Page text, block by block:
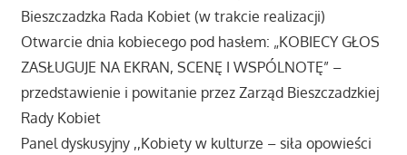
Bieszczadzka Rada Kobiet (w trakcie realizacji)
Otwarcie dnia kobiecego pod hasłem: „KOBIECY GŁOS
ZASŁUGUJE NA EKRAN, SCENĘ I WSPÓLNOTĘ” –
przedstawienie i powitanie przez Zarząd Bieszczadzkiej
Rady Kobiet
Panel dyskusyjny ,,Kobiety w kulturze – siła opowieści